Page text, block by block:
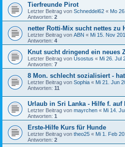
Tierfreunde Pirot
Letzter Beitrag von Schneddel62 « Mo
Antworten: 2
netter Rotti-Mix sucht nettes zu
Letzter Beitrag von ABN « Mi 15. Nov
Antworten: 4
Knut sucht dringend ein neues
Letzter Beitrag von Usostus « Mi 26. Jul
Antworten: 7
8 Mon. schlecht sozialisiert -
Letzter Beitrag von Sophia « Mi 21. Jun
Antworten: 11
Urlaub in Sri Lanka - Hilfe f. auf
Letzter Beitrag von mayrchen « Mi 14.
Antworten: 1
Erste-Hilfe Kurs für Hunde
Letzter Beitrag von theo25 « Mi 1. Feb
Antworten: 2